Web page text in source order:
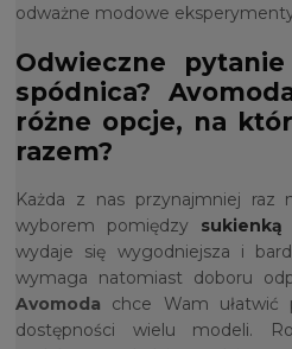
odważne modowe
Odwieczne
spódnica?
różne opcje, na
razem?
Każda z nas przynajmniej raz
wyborem pomiędzy sukienką
wydaje się wygodniejsza i
wymaga natomiast doboru
Avomoda chce Wam ułatwić
dostępności wielu modeli.